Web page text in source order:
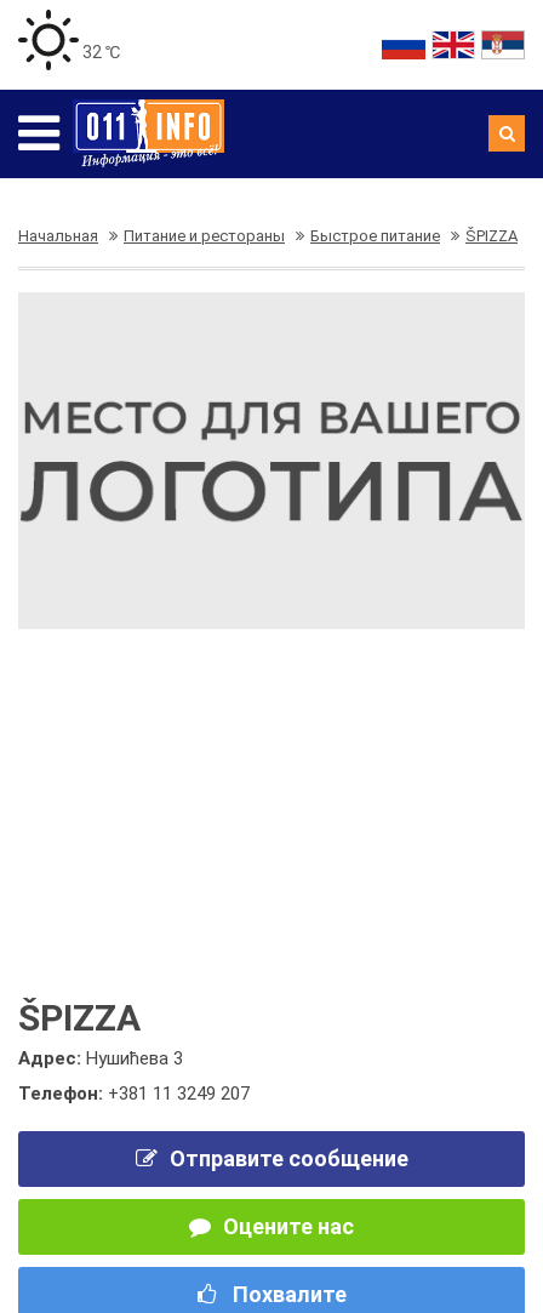
32 ℃
Начальная Питание и рестораны Быстрое питание ŠPIZZA
ŠPIZZA
Адрес: Нушићева 3
Телефон: +381 11 3249 207
Отправите сообщение
Оцените нас
Похвалите